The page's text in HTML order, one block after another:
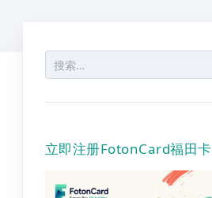
索：
立即注册FotonCard福田卡